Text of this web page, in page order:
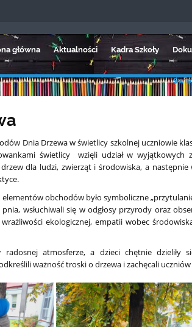
główna Aktualności Kadra Szkoły
Dnia Drzewa w świetlicy szkolnej uczniowie
świetlicy wzięli udział w wyjątkowych
dla ludzi, zwierząt i środowiska, a
elementów obchodów było symboliczne
wsłuchiwali się w odgłosy przyrody oraz
wrażliwości ekologicznej, empatii wobec
radosnej atmosferze, a dzieci chętnie dzieliły
ważność troski o drzewa i zachęcali